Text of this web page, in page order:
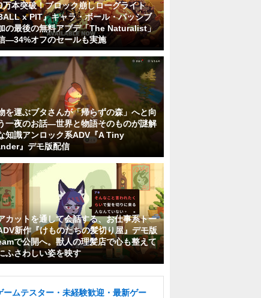
万本突破！ブロック崩しローグライト
x PIT』キャラ・ボール・パッシブ
の最後の無料アプデ「The Naturalist」
―34%オフのセールも実施
を運ぶブタさんが「帰らずの森」へと向
一夜のお話―世界と物語そのものが謎解
知識アンロック系ADV『A Tiny
』デモ版配信
カットを通して会話する、お仕事系トー
新作『けものたちの髪切り屋』デモ版
で公開へ。獣人の理髪店で心も整えて
ふさわしい姿を映す
ームテスター・未経験歓迎・最新ゲー